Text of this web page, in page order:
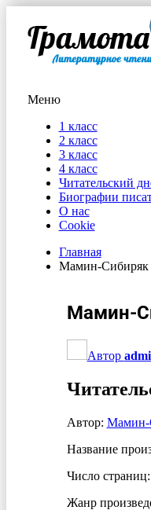
Меню
1 класс
2 класс
3 класс
4 класс
Читательский
Биографии
О нас
Cookie
Главная
Мамин-Сибиряк
Мамин-
Автор
Автор: Мамин-
Название
Число страниц:
Жанр